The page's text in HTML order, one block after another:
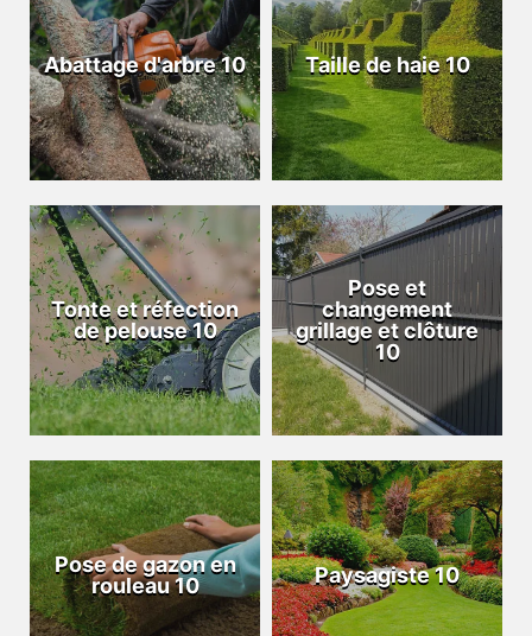
Abattage d'arbre 10 Taille de haie 10
Tonte et réfection
de pelouse 10
Pose et
changement
grillage et clôture
10
Pose de gazon en
rouleau 10
Paysagiste 10